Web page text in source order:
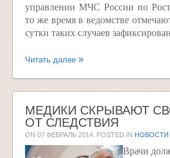
управлении МЧС России по
то же время в ведомстве
сутки таких случаев
Читать далее
МЕДИКИ СКРЫВАЮТ
ОТ СЛЕДСТВИЯ
ON 07 ФЕВРАЛЬ 2014 . POSTED IN НОВОСТИ
Врачи